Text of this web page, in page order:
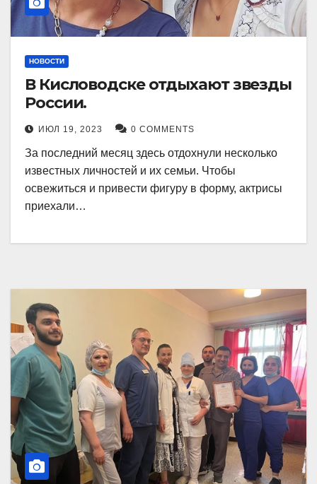
НОВОСТИ
В Кисловодске отдыхают звезды
России.
ИЮЛ 19, 2023 0 COMMENTS
За последний месяц здесь отдохнули несколько
известных личностей и их семьи. Чтобы
освежиться и привести фигуру в форму, актрисы
приехали…